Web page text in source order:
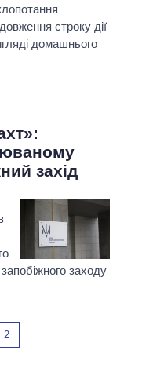
строку дії
домашнього
захід
заходу
2